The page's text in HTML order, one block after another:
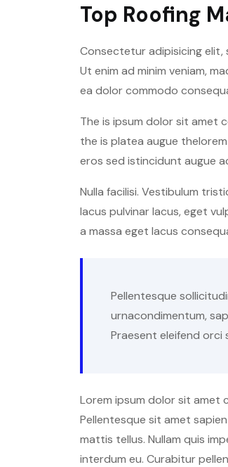
Top Roofing
Consectetur adipisicing
Ut enim ad minim veniam,
ea dolor commodo
The is ipsum dolor sit amet
the is platea augue
eros sed istincidunt augue
Nulla facilisi. Vestibulum
lacus pulvinar lacus, eget
a massa eget lacus
Pellentesque
urnacondimentum,
Praesent eleifend orci
Lorem ipsum dolor sit amet
Pellentesque sit amet
mattis tellus. Nullam quis
interdum eu. Curabitur